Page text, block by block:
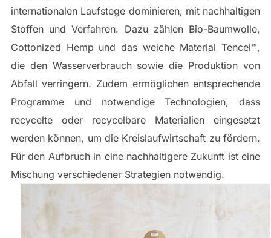
internationalen Laufstege dominieren, mit nachhaltigen
Stoffen und Verfahren. Dazu zählen Bio-Baumwolle,
Cottonized Hemp und das weiche Material Tencel™,
die den Wasserverbrauch sowie die Produktion von
Abfall verringern. Zudem ermöglichen entsprechende
Programme und notwendige Technologien, dass
recycelte oder recycelbare Materialien eingesetzt
werden können, um die Kreislaufwirtschaft zu fördern.
Für den Aufbruch in eine nachhaltigere Zukunft ist eine
Mischung verschiedener Strategien notwendig.